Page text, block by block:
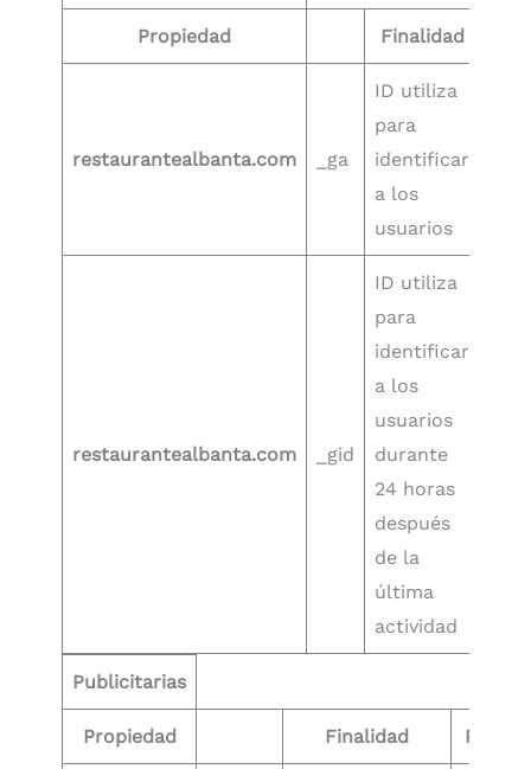
Propiedad Finalidad
restaurantealbanta.com _ga
ID utiliza
para
identificar
a los
usuarios
restaurantealbanta.com _gid
ID utiliza
para
identificar
a los
usuarios
durante
24 horas
después
de la
última
actividad
Publicitarias
Propiedad Finalidad Plazo